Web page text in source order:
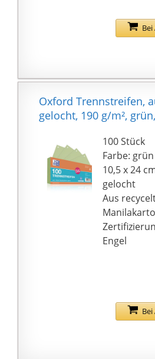
Dateien zu
Hause/
Oxford Trennstreifen,
gelocht, 190 g/m²,
100 Stück
Farbe: grün
10,5 x 24
gelocht
Aus
Engel